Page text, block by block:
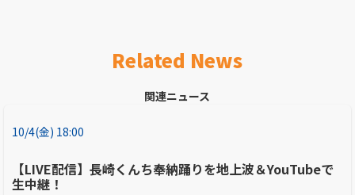
Related News
関連ニュース
10/4(金) 18:00
【LIVE配信】長崎くんち奉納踊りを地上波＆YouTubeで
生中継！